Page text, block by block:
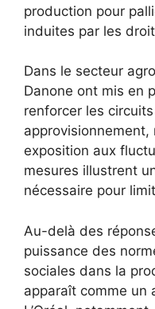
production pour
induites par les
Dans le secteur
Danone ont mis en
renforcer les
exposition aux
mesures illustrent
nécessaire pour
Au-delà des
puissance des
sociales dans la
apparaît comme un